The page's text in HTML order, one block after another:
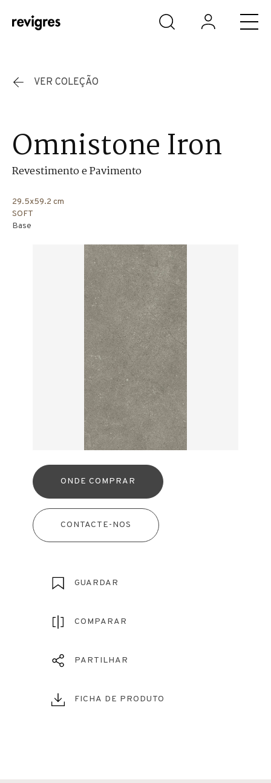
Saltar para o conteúdo principal
VER COLEÇÃO
Omnistone Iron
Revestimento e Pavimento
29.5x59.2 cm
SOFT
Base
ONDE COMPRAR
CONTACTE-NOS
GUARDAR
COMPARAR
PARTILHAR
FICHA DE PRODUTO